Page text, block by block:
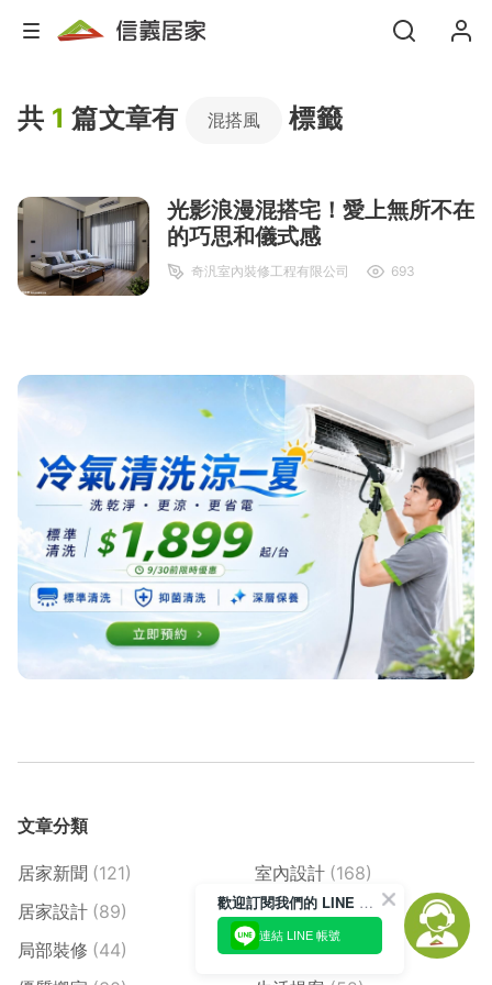
共 1 篇文章有 混搭風 標籤
光影浪漫混搭宅！愛上無所不在
的巧思和儀式感
奇汎室內裝修工程有限公司 693
文章分類
居家新聞 (121) 室內設計 (168)
居家設計 (89) 裝修攻略 (159)
局部裝修 (44) 清潔消毒 (227)
歡迎訂閱我們的 LINE 官方帳號
連結 LINE 帳號